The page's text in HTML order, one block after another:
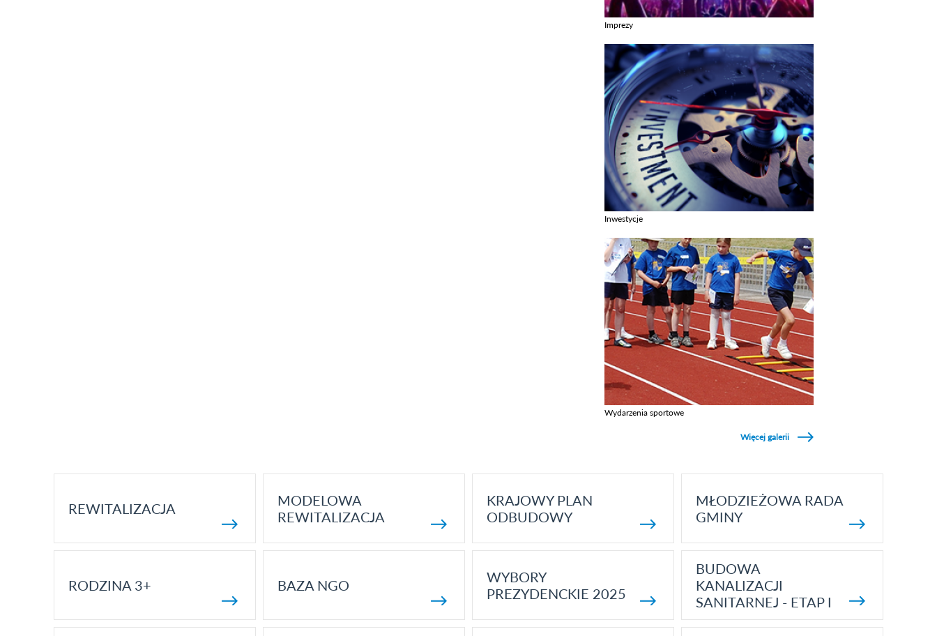
Imprezy
Inwestycje
Wydarzenia sportowe
Więcej galerii
REWITALIZACJA
MODELOWA
REWITALIZACJA
KRAJOWY PLAN
ODBUDOWY
MŁODZIEŻOWA RADA
GMINY
RODZINA 3+ BAZA NGO
WYBORY
PREZYDENCKIE 2025
BUDOWA
KANALIZACJI
SANITARNEJ - ETAP I